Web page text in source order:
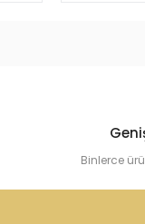
Binlerce